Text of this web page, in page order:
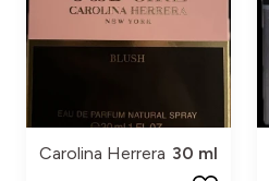
Carolina Herrera 30 ml